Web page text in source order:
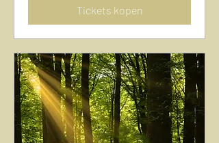
Tickets kopen